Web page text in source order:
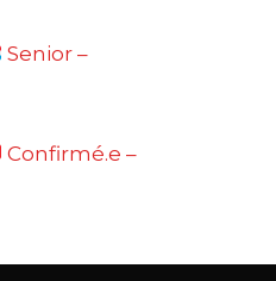
Senior –
Confirmé.e –